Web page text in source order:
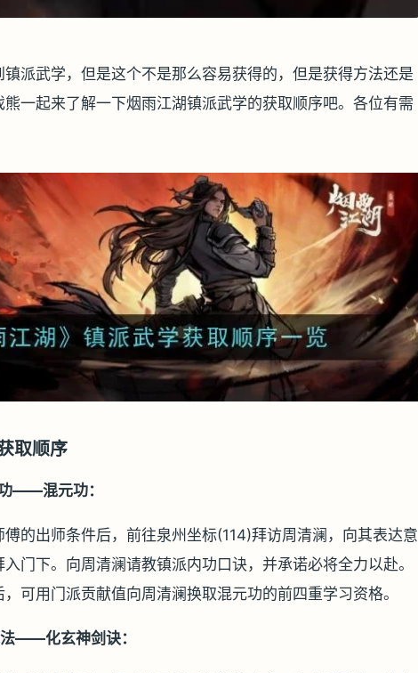
派武学，但是这个不是那么容易获得的，但是获得方法还是
一起来了解一下烟雨江湖镇派武学的获取顺序吧。各位有需
取顺序
——混元功：
的出师条件后，前往泉州坐标(114)拜访周清澜，向其表达意
门下。向周清澜请教镇派内功口诀，并承诺必将全力以赴。
可用门派贡献值向周清澜换取混元功的前四重学习资格。
——化玄神剑诀：